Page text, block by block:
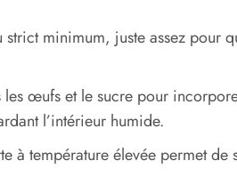
minimum, juste assez pour
les œufs et le sucre pour
l’intérieur humide.
à température élevée permet